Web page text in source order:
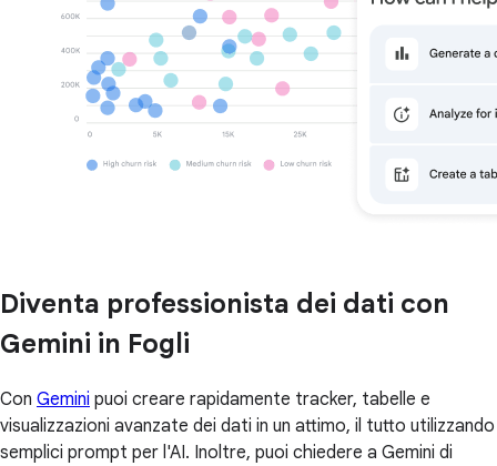
Diventa professionista dei dati con
Gemini in Fogli
Con Gemini puoi creare rapidamente tracker, tabelle e
visualizzazioni avanzate dei dati in un attimo, il tutto utilizzando
semplici prompt per l'AI. Inoltre, puoi chiedere a Gemini di